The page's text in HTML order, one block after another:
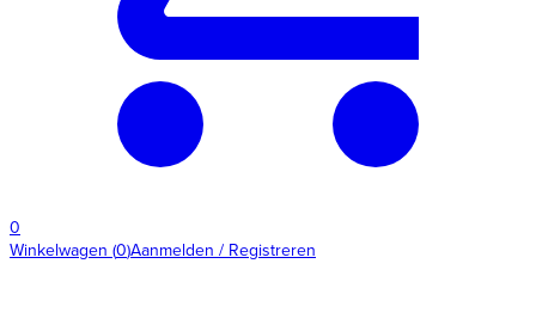
0
Winkelwagen (0)Aanmelden / Registreren